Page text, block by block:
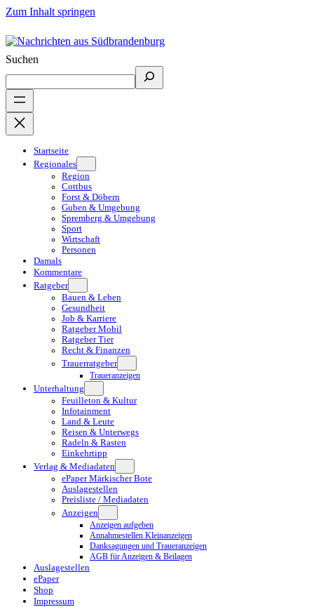
Zum Inhalt springen
Suchen
Startseite
Regionales
Region
Cottbus
Forst & Döbern
Guben & Umgebung
Spremberg & Umgebung
Sport
Wirtschaft
Personen
Damals
Kommentare
Ratgeber
Bauen & Leben
Gesundheit
Job & Karriere
Ratgeber Mobil
Ratgeber Tier
Recht & Finanzen
Trauerratgeber
Traueranzeigen
Unterhaltung
Feuilleton & Kultur
Infotainment
Land & Leute
Reisen & Unterwegs
Radeln & Rasten
Einkehrtipp
Verlag & Mediadaten
ePaper Märkischer Bote
Auslagestellen
Preisliste / Mediadaten
Anzeigen
Anzeigen aufgeben
Annahmestellen Kleinanzeigen
Danksagungen und Traueranzeigen
AGB für Anzeigen & Beilagen
Auslagestellen
ePaper
Shop
Impressum